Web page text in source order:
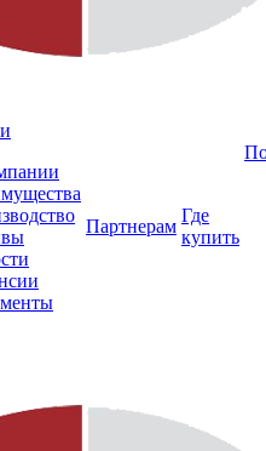
Партнерам
Где
купить